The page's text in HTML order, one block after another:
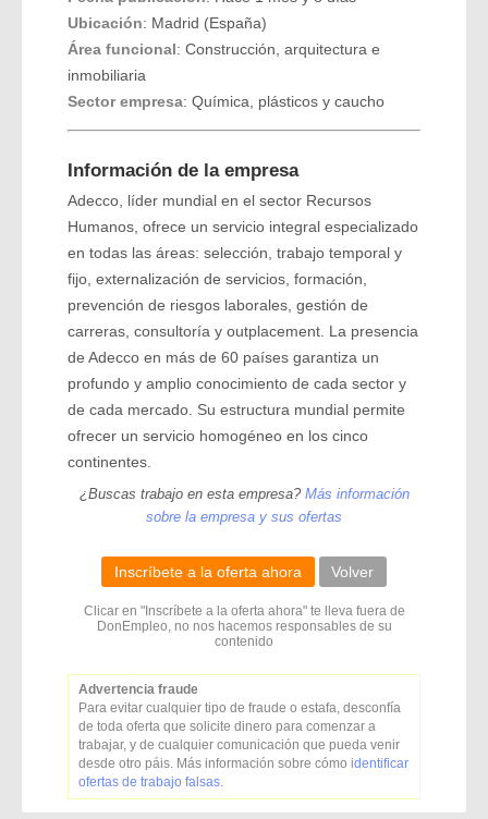
Ubicación: Madrid (España)
Área funcional: Construcción, arquitectura e
inmobiliaria
Sector empresa: Química, plásticos y caucho
Información de la empresa
Adecco, líder mundial en el sector Recursos
Humanos, ofrece un servicio integral especializado
en todas las áreas: selección, trabajo temporal y
fijo, externalización de servicios, formación,
prevención de riesgos laborales, gestión de
carreras, consultoría y outplacement. La presencia
de Adecco en más de 60 países garantiza un
profundo y amplio conocimiento de cada sector y
de cada mercado. Su estructura mundial permite
ofrecer un servicio homogéneo en los cinco
continentes.
¿Buscas trabajo en esta empresa? Más información
sobre la empresa y sus ofertas
Inscríbete a la oferta ahora Volver
Clicar en "Inscríbete a la oferta ahora" te lleva fuera de
DonEmpleo, no nos hacemos responsables de su
contenido
Advertencia fraude
Para evitar cualquier tipo de fraude o estafa, desconfía
de toda oferta que solicite dinero para comenzar a
trabajar, y de cualquier comunicación que pueda venir
desde otro páis. Más información sobre cómo identificar
ofertas de trabajo falsas.